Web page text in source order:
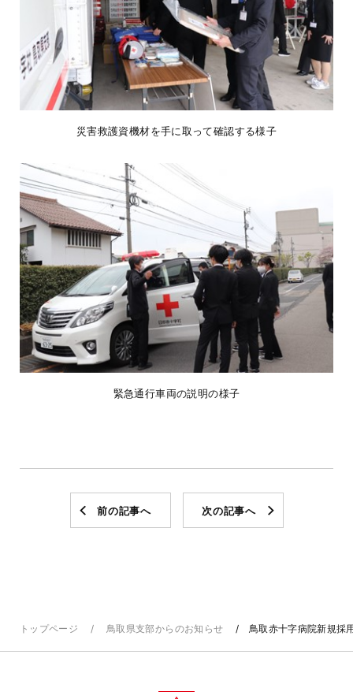
災害救護資機材を手に取って確認する様子
緊急通行車両の説明の様子
前の記事へ 次の記事へ
トップページ 鳥取県支部からのお知らせ 鳥取赤十字病院新規採